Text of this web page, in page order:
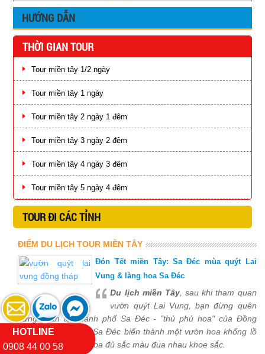
HƯỚNG DẪN
THỜI GIAN TOUR
Tour miền tây 1/2 ngày
Tour miền tây 1 ngày
Tour miền tây 2 ngày 1 đêm
Tour miền tây 3 ngày 2 đêm
Tour miền tây 4 ngày 3 đêm
Tour miền tây 5 ngày 4 đêm
TOUR ĐI CÁC TỈNH
ĐIỂM DU LỊCH TOUR MIỀN TÂY
Đón Tết miền Tây: Sa Đéc mùa quýt Lai
Vung & làng hoa Sa Đéc
Du lịch miền Tây, sau khi tham quan
vườn quýt Lai Vung, bạn đừng quên
dừng chân tại thành phố Sa Đéc - "thủ phủ hoa" của Đồng
Tháp. Vào dịp Tết, Sa Đéc biến thành một vườn hoa khổng lồ
với hàng ngàn loại hoa đủ sắc màu đua nhau khoe sắc.
HOTLINE
0908 44 00 58